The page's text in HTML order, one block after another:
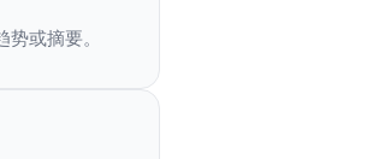
或摘要。